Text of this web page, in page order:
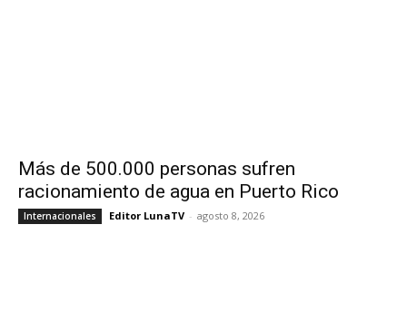
Más de 500.000 personas sufren
racionamiento de agua en Puerto Rico
Internacionales Editor LunaTV - agosto 8, 2026